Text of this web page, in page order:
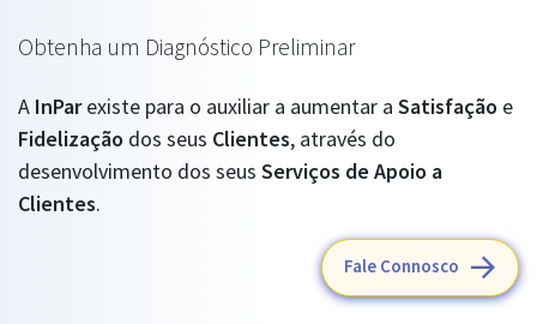
Obtenha um Diagnóstico Preliminar
A InParexiste para o auxiliar a aumentar a Satisfação e
Fidelização dos seus Clientes, através do
desenvolvimento dos seus Serviços de Apoio a
Clientes.
Fale Connosco